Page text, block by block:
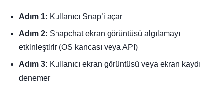
Adım 1: Kullanıcı Snap’i açar
Adım 2: Snapchat ekran görüntüsü algılamayı
etkinleştirir (OS kancası veya API)
Adım 3: Kullanıcı ekran görüntüsü veya ekran kaydı
denemer